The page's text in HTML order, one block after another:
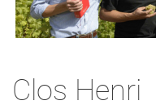
Clos Henri